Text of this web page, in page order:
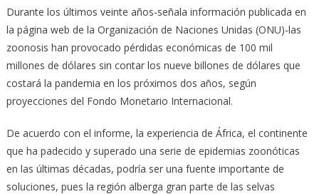
Durante los últimos veinte años-señala información publicada en
la página web de la Organización de Naciones Unidas (ONU)-las
zoonosis han provocado pérdidas económicas de 100 mil
millones de dólares sin contar los nueve billones de dólares que
costará la pandemia en los próximos dos años, según
proyecciones del Fondo Monetario Internacional.
De acuerdo con el informe, la experiencia de África, el continente
que ha padecido y superado una serie de epidemias zoonóticas
en las últimas décadas, podría ser una fuente importante de
soluciones, pues la región alberga gran parte de las selvas